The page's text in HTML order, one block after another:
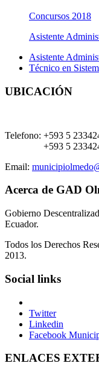
Concursos 2018
Asistente
Asistente
Técnico en
UBICACIÓN
Telefono: +593 5
+593 5
Email:
Acerca de GAD
Gobierno
Ecuador.
Todos los Derechos
2013.
Social links
Twitter
Linkedin
Facebook
ENLACES